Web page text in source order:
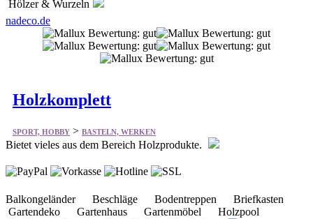
Hölzer & Wurzeln
nadeco.de
Holzkomplett
SPORT, HOBBY > BASTELN, WERKEN
Bietet vieles aus dem Bereich Holzprodukte.
Balkongeländer Beschläge Bodentreppen Briefkasten
Gartendeko Gartenhaus Gartenmöbel Holzpool